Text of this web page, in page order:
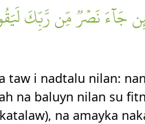
جَآءَ نَصۡرٞ مِّن رَّبِّكَ
taw i nadtalu nilan:
na baluyn nilan su
na amayka